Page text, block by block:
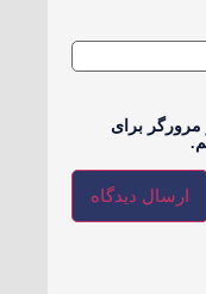
مرورگر برای